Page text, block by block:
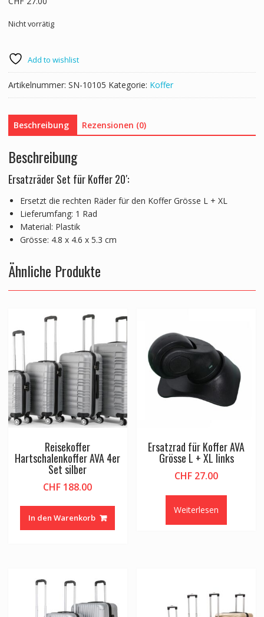
Nicht vorrätig
Add to wishlist
Artikelnummer: SN-10105 Kategorie: Koffer
Beschreibung Rezensionen (0)
Beschreibung
Ersatzräder Set für Koffer 20′:
Ersetzt die rechten Räder für den Koffer Grösse L + XL
Lieferumfang: 1 Rad
Material: Plastik
Grösse: 4.8 x 4.6 x 5.3 cm
Ähnliche Produkte
Reisekoffer
Hartschalenkoffer AVA 4er
Set silber
CHF 188.00
In den Warenkorb
Ersatzrad für Koffer AVA
Grösse L + XL links
CHF 27.00
Weiterlesen